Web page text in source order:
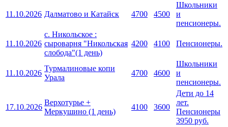
11.10.2026 Далматово и Катайск 4700 4500
Школьники
и
пенсионеры.
11.10.2026
с. Никольское :
сыроварня "Никольская
слобода"(1 день)
4200 4100 Пенсионеры.
11.10.2026
Турмалиновые копи
Урала
4700 4600
Школьники
и
пенсионеры.
17.10.2026
Верхотурье +
Меркушино (1 день)
4100 3600
Дети до 14
лет.
Пенсионеры
3950 руб.